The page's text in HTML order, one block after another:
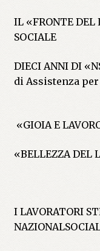
IL «FRONTE DEL
DIECI ANNI DI
di
I LAVORATORI